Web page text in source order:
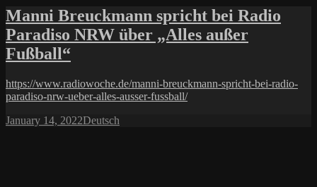
Manni Breuckmann spricht bei Radio
Paradiso NRW über „Alles außer
Fußball“
https://www.radiowoche.de/manni-breuckmann-spricht-bei-radio-
paradiso-nrw-ueber-alles-ausser-fussball/
Posted
January 14, 2022Categories
Deutsch